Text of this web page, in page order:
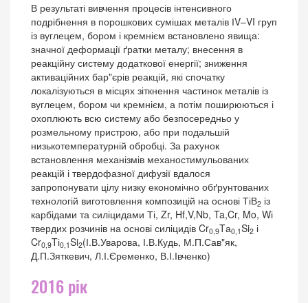
В результаті вивчення процесів інтенсивного
подрібнення в порошкових сумішах металів ІV–VI груп
із вуглецем, бором і кремнієм встановлено явища:
значної деформації ґратки металу; внесення в
реакційну систему додаткової енергії; зниження
активаційних бар"єрів реакцій, які спочатку
локалізуються в місцях зіткнення частинок металів із
вуглецем, бором чи кремнієм, а потім поширюються і
охоплюють всю систему або безпосередньо у
розмельному пристрою, або при подальшій
низькотемпературній обробці. За рахунок
встановлення механізмів механостимульованих
реакцій і твердофазної дифузії вдалося
запропонувати цілу низку економічно обґрунтованих
технологій виготовлення композицій на основі ТіВ2 із
карбідами та силіцидами Ті, Zr, Hf,V,Nb, Ta,Cr, Mo, Wі
твердих розчинів на основі силіцидів Cr0,9Tа0,1Si2 і
Cr0,9Tі0,1Si2(І.В.Уварова, І.В.Кудь, М.П.Сав"як,
Д.П.Зяткевич, Л.І.Єременко, В.І.Івченко)
2016 рік